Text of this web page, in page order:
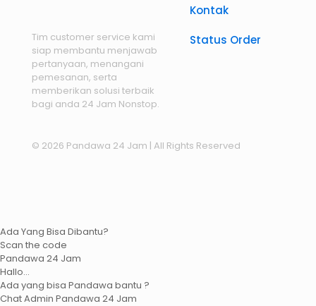
Tim customer service kami
siap membantu menjawab
pertanyaan, menangani
pemesanan, serta
memberikan solusi terbaik
bagi anda 24 Jam Nonstop.
Kontak
Status Order
© 2026 Pandawa 24 Jam | All Rights Reserved
Ada Yang Bisa Dibantu?
Scan the code
Pandawa 24 Jam
Hallo...
Ada yang bisa Pandawa bantu ?
Chat Admin Pandawa 24 Jam